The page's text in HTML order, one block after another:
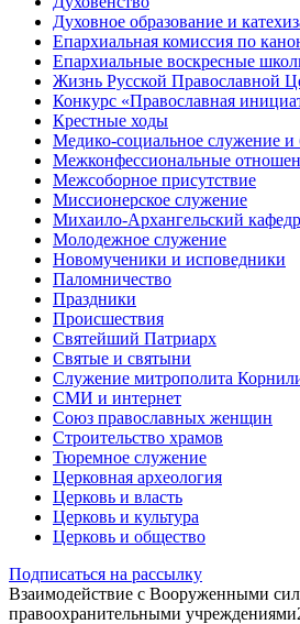
Духовное образование и
Епархиальная комиссия по
Епархиальные воскресные
Жизнь Русской Православной
Конкурс «Православная
Крестные ходы
Медико-социальное служение и
Межконфессиональные
Межсоборное присутствие
Миссионерское служение
Михаило-Архангельский
Молодежное служение
Новомученики и исповедники
Паломничество
Праздники
Происшествия
Святейший Патриарх
Святые и святыни
Служение митрополита
СМИ и интернет
Союз православных женщин
Строительство храмов
Тюремное служение
Церковная археология
Церковь и власть
Церковь и культура
Церковь и общество
Подписаться на рассылку
Взаимодействие с Вооруженными
правоохранительными учреждениями